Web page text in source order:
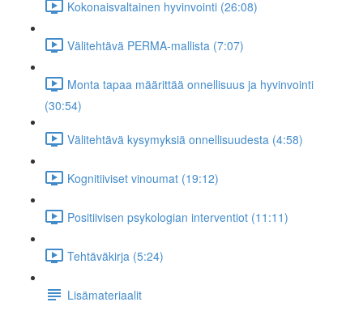
Kokonaisvaltainen hyvinvointi (26:08)
Välitehtävä PERMA-mallista (7:07)
Monta tapaa määrittää onnellisuus ja hyvinvointi
(30:54)
Välitehtävä kysymyksiä onnellisuudesta (4:58)
Kognitiiviset vinoumat (19:12)
Positiivisen psykologian interventiot (11:11)
Tehtäväkirja (5:24)
Lisämateriaalit